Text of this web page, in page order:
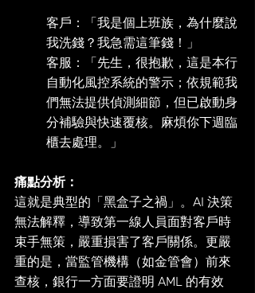
客戶：「我是個上班族，為什麼說
我洗錢？我急需這筆錢！」
客服：「先生，很抱歉，這是本行
自動化風控系統的警示；依規範我
們無法提供偵測細節，但已啟動身
分補驗與快速覆核。麻煩你下週臨
櫃去處理。」
痛點分析：
這就是典型的「黑盒子之禍」。AI 決策
無法解釋，導致第一線人員面對客戶時
束手無策，嚴重損害了客戶關係。更嚴
重的是，當監管機構（如金管會）前來
查核，銀行一方面要證明 AML 的有效